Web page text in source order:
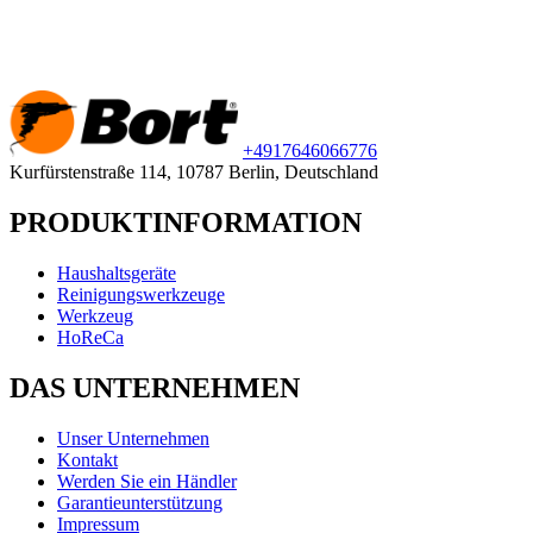
+4917646066776
Kurfürstenstraße 114, 10787 Berlin, Deutschland
PRODUKTINFORMATION
Haushaltsgeräte
Reinigungswerkzeuge
Werkzeug
HoReCa
DAS UNTERNEHMEN
Unser Unternehmen
Kontakt
Werden Sie ein Händler
Garantieunterstützung
Impressum